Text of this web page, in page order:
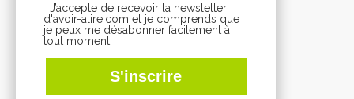
J’accepte de recevoir la newsletter
d'avoir-alire.com et je comprends que
je peux me désabonner facilement à
tout moment.